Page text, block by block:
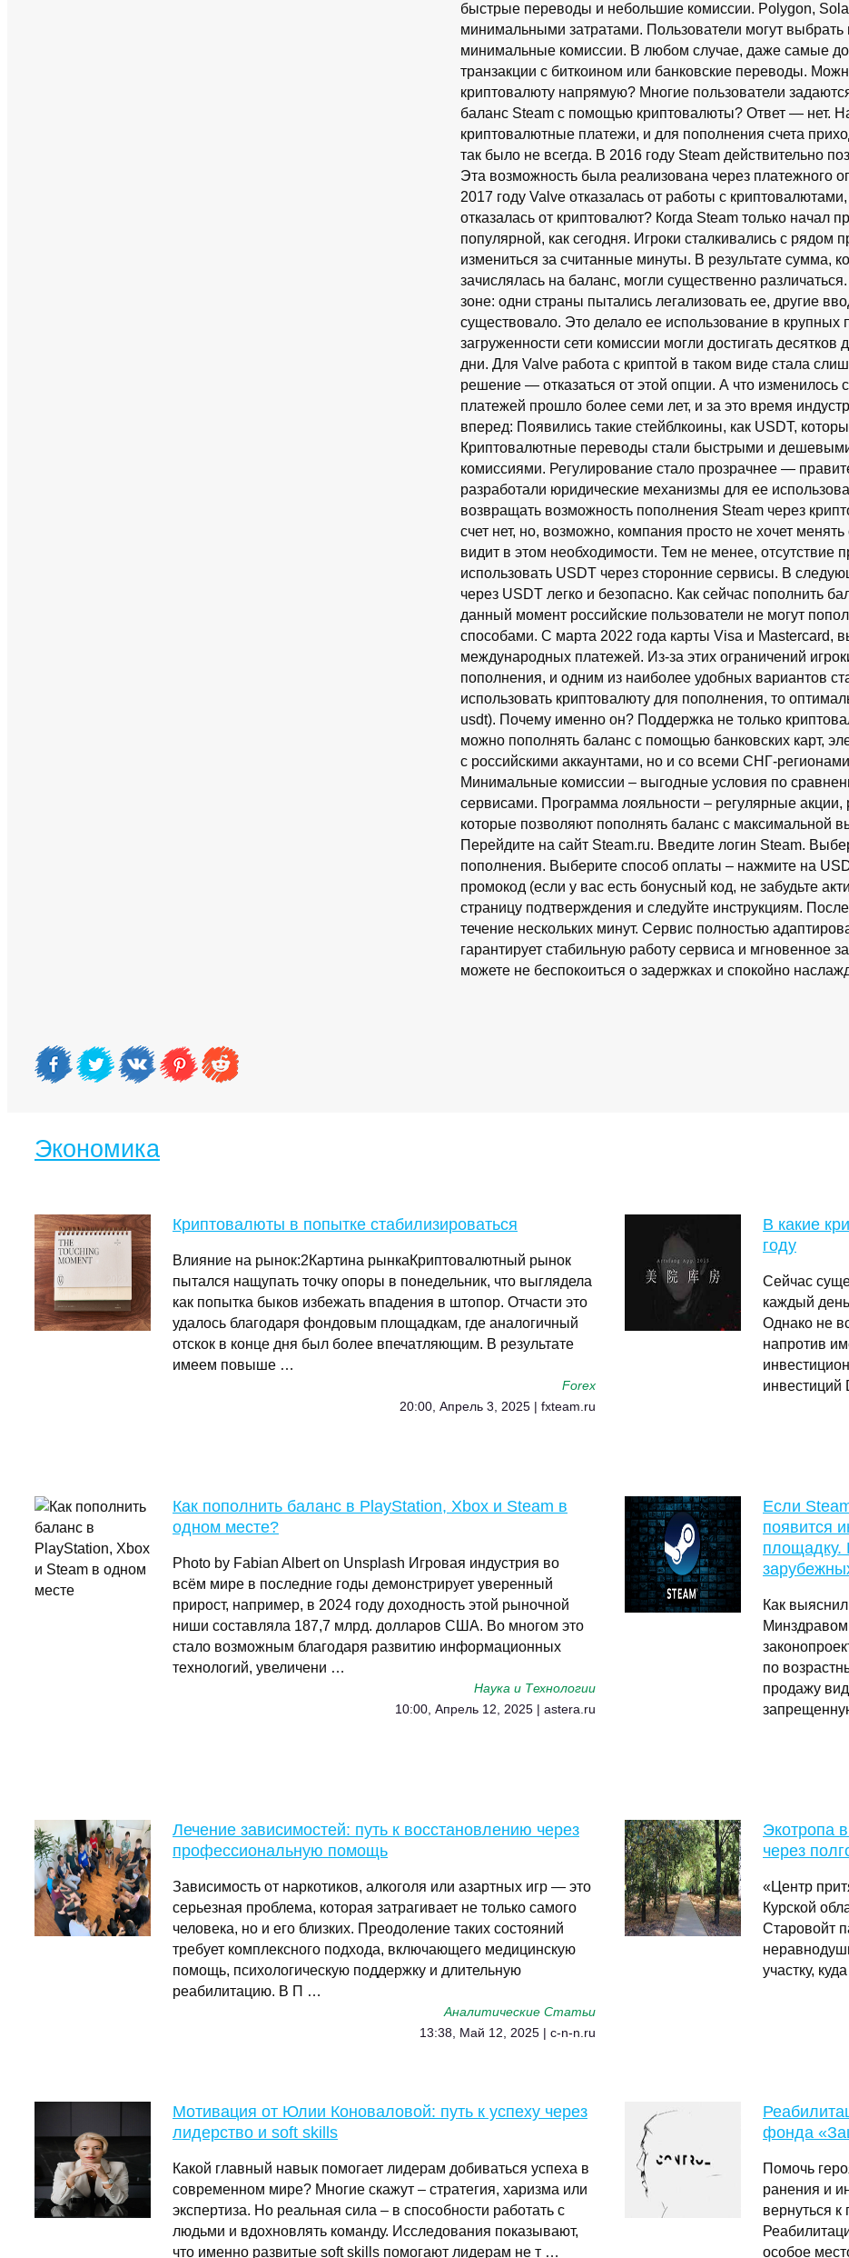
быстрые переводы и небольшие комиссии. Polygon,
минимальными затратами. Пользователи могут выбрать
минимальные комиссии. В любом случае, даже самые
транзакции с биткоином или банковские переводы.
криптовалюту напрямую? Многие пользователи
баланс Steam с помощью криптовалюты? Ответ — нет.
криптовалютные платежи, и для пополнения счета
так было не всегда. В 2016 году Steam действительно
Эта возможность была реализована через платежного
2017 году Valve отказалась от работы с
отказалась от криптовалют? Когда Steam только начал
популярной, как сегодня. Игроки сталкивались с рядом
измениться за считанные минуты. В результате сумма,
зачислялась на баланс, могли существенно
зоне: одни страны пытались легализовать ее, другие
существовало. Это делало ее использование в
загруженности сети комиссии могли достигать
дни. Для Valve работа с криптой в таком виде стала
решение — отказаться от этой опции. А что изменилось
платежей прошло более семи лет, и за это время
вперед: Появились такие стейблкоины, как USDT,
Криптовалютные переводы стали быстрыми и
комиссиями. Регулирование стало прозрачнее —
разработали юридические механизмы для ее
возвращать возможность пополнения Steam через
счет нет, но, возможно, компания просто не хочет
видит в этом необходимости. Тем не менее, отсутствие
использовать USDT через сторонние сервисы. В
через USDT легко и безопасно. Как сейчас пополнить
данный момент российские пользователи не могут
способами. С марта 2022 года карты Visa и
международных платежей. Из-за этих ограничений
пополнения, и одним из наиболее удобных вариантов
использовать криптовалюту для пополнения, то
usdt). Почему именно он? Поддержка не только
можно пополнять баланс с помощью банковских карт,
с российскими аккаунтами, но и со всеми СНГ-
Минимальные комиссии – выгодные условия по
сервисами. Программа лояльности – регулярные
которые позволяют пополнять баланс с максимальной
Перейдите на сайт Steam.ru. Введите логин Steam.
пополнения. Выберите способ оплаты – нажмите на
промокод (если у вас есть бонусный код, не забудьте
страницу подтверждения и следуйте инструкциям.
течение нескольких минут. Сервис полностью
гарантирует стабильную работу сервиса и
можете не беспокоиться о задержках и спокойно
Экономика
Криптовалюты в попытке стабилизироваться
Влияние на рынок:2Картина рынкаКриптовалютный рынок
пытался нащупать точку опоры в понедельник, что выглядела
как попытка быков избежать впадения в штопор. Отчасти это
удалось благодаря фондовым площадкам, где аналогичный
отскок в конце дня был более впечатляющим. В результате
имеем повыше …
Forex
20:00, Апрель 3, 2025 | fxteam.ru
В какие
году
Сейчас
каждый
Однако не
напротив
Как пополнить баланс в PlayStation, Xbox и Steam в
одном месте?
Photo by Fabian Albert on Unsplash Игровая индустрия во
всём мире в последние годы демонстрирует уверенный
прирост, например, в 2024 году доходность этой рыночной
ниши составляла 187,7 млрд. долларов США. Во многом это
стало возможным благодаря развитию информационных
технологий, увеличени …
Наука и Технологии
10:00, Апрель 12, 2025 | astera.ru
Если
появится
площадку.
Как
по
продажу
Лечение зависимостей: путь к восстановлению через
профессиональную помощь
Зависимость от наркотиков, алкоголя или азартных игр — это
серьезная проблема, которая затрагивает не только самого
человека, но и его близких. Преодоление таких состояний
требует комплексного подхода, включающего медицинскую
помощь, психологическую поддержку и длительную
реабилитацию. В П …
Аналитические Статьи
13:38, Май 12, 2025 | c-n-n.ru
Экотропа
через
«Центр
Курской
Старовойт
участку,
Мотивация от Юлии Коноваловой: путь к успеху через
лидерство и soft skills
Какой главный навык помогает лидерам добиваться успеха в
современном мире? Многие скажут – стратегия, харизма или
экспертиза. Но реальная сила – в способности работать с
людьми и вдохновлять команду. Исследования показывают,
что именно развитые soft skills помогают лидерам не т …
фонда
Помочь
ранения и
вернуться
особое